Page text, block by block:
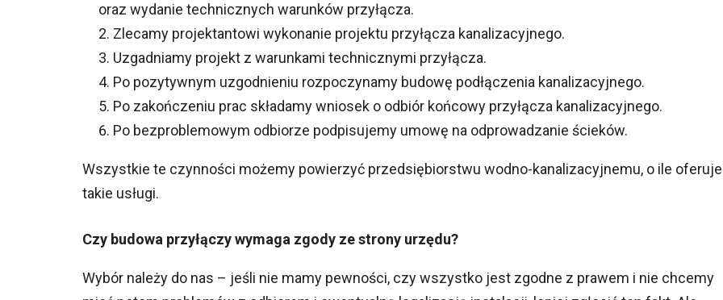
oraz wydanie technicznych warunków przyłącza.
Zlecamy projektantowi wykonanie projektu przyłącza kanalizacyjnego.
Uzgadniamy projekt z warunkami technicznymi przyłącza.
Po pozytywnym uzgodnieniu rozpoczynamy budowę podłączenia kanalizacyjnego.
Po zakończeniu prac składamy wniosek o odbiór końcowy przyłącza kanalizacyjnego.
Po bezproblemowym odbiorze podpisujemy umowę na odprowadzanie ścieków.
Wszystkie te czynności możemy powierzyć przedsiębiorstwu wodno-kanalizacyjnemu, o ile oferuje
takie usługi.
Czy budowa przyłączy wymaga zgody ze strony urzędu?
Wybór należy do nas – jeśli nie mamy pewności, czy wszystko jest zgodne z prawem i nie chcemy